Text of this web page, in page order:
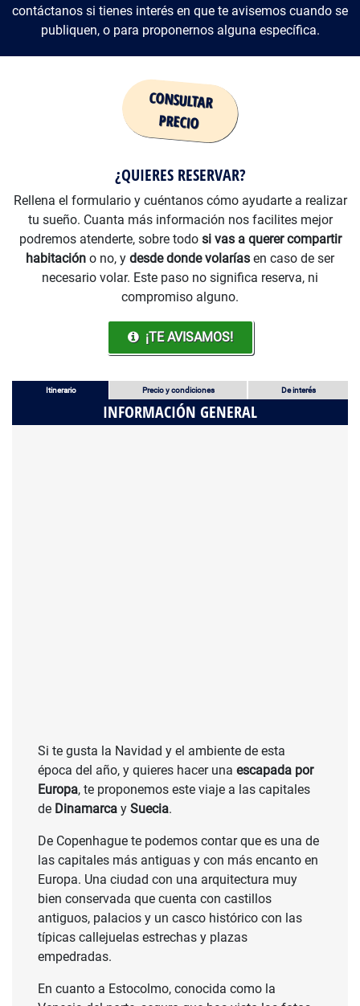
contáctanos si tienes interés en que te avisemos cuando se
publiquen, o para proponernos alguna específica.
¿QUIERES RESERVAR?
Rellena el formulario y cuéntanos cómo ayudarte a realizar
tu sueño. Cuanta más información nos facilites mejor
podremos atenderte, sobre todo si vas a querer compartir
habitación o no, y desde donde volarías en caso de ser
necesario volar. Este paso no significa reserva, ni
compromiso alguno.
¡TE AVISAMOS!
Itinerario Precio y condiciones De interés
INFORMACIÓN GENERAL
Si te gusta la Navidad y el ambiente de esta
época del año, y quieres hacer una escapada por
Europa, te proponemos este viaje a las capitales
de Dinamarca y Suecia.
De Copenhague te podemos contar que es una de
las capitales más antiguas y con más encanto en
Europa. Una ciudad con una arquitectura muy
bien conservada que cuenta con castillos
antiguos, palacios y un casco histórico con las
típicas callejuelas estrechas y plazas
empedradas.
En cuanto a Estocolmo, conocida como la